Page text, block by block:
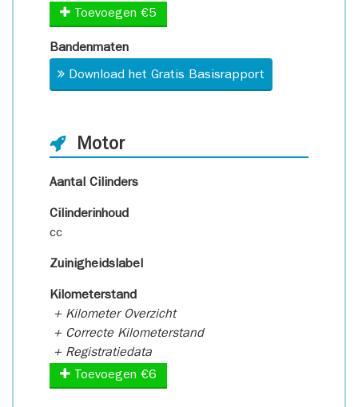
Toevoegen €5
Bandenmaten
Download het Gratis Basisrapport
Motor
Aantal Cilinders
Cilinderinhoud
cc
Zuinigheidslabel
Kilometerstand
+ Kilometer Overzicht
+ Correcte Kilometerstand
+ Registratiedata
Toevoegen €6